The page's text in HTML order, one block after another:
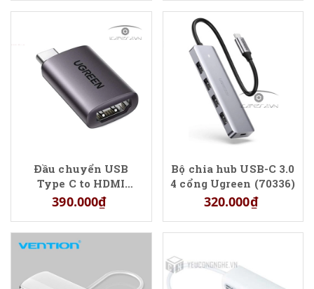
Đầu chuyển USB
Type C to HDMI
Ugreen 70450 hỗ trợ
4K@60Hz
390.000₫
Bộ chia hub USB-C 3.0
4 cổng Ugreen (70336)
320.000₫